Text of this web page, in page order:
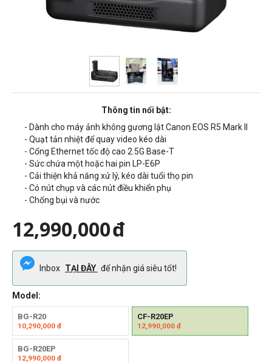
Thông tin nổi bật:
- Dành cho máy ảnh không gương lật Canon EOS R5 Mark II
- Quạt tản nhiệt để quay video kéo dài
- Cổng Ethernet tốc độ cao 2.5G Base-T
- Sức chứa một hoặc hai pin LP-E6P
- Cải thiện khả năng xử lý, kéo dài tuổi thọ pin
- Có nút chụp và các nút điều khiển phụ
- Chống bụi và nước
12,990,000đ
Inbox TẠI ĐÂY để nhận giá siêu tốt!
Model:
BG-R20
10,290,000 đ
CF-R20EP
12,990,000đ
BG-R20EP
12,990,000 đ